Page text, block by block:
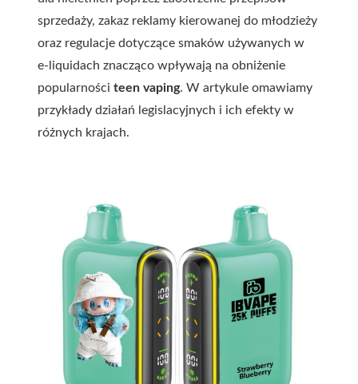
sprzedaży, zakaz reklamy kierowanej do młodzieży
oraz regulacje dotyczące smaków używanych w
e‑liquidach znacząco wpływają na obniżenie
popularności teen vaping. W artykule omawiamy
przykłady działań legislacyjnych i ich efekty w
różnych krajach.